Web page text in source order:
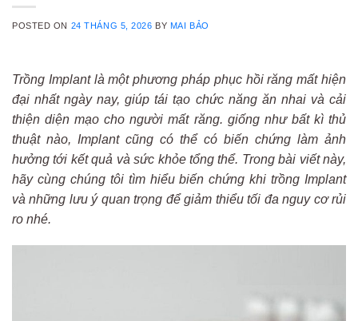
POSTED ON 24 THÁNG 5, 2026 BY MAI BẢO
Trồng Implant là một phương pháp phục hồi răng mất hiện
đại nhất ngày nay, giúp tái tạo chức năng ăn nhai và cải
thiện diện mạo cho người mất răng. giống như bất kì thủ
thuật nào, Implant cũng có thể có biến chứng làm ảnh
hưởng tới kết quả và sức khỏe tổng thể. Trong bài viết này,
hãy cùng chúng tôi tìm hiểu biến chứng khi trồng Implant
và những lưu ý quan trọng để giảm thiểu tối đa nguy cơ rủi
ro nhé.